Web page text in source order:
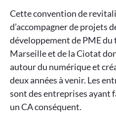
Cette convention de
d’accompagner de projets
développement de PME
Marseille et de la Ciotat
autour du numérique et
deux années à venir. Les
sont des entreprises ayant
un CA conséquent.